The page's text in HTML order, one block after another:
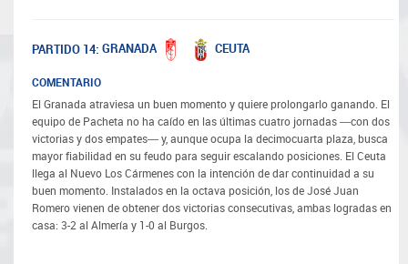
PARTIDO 14: GRANADA CEUTA
COMENTARIO
El Granada atraviesa un buen momento y quiere prolongarlo ganando. El
equipo de Pacheta no ha caído en las últimas cuatro jornadas —con dos
victorias y dos empates— y, aunque ocupa la decimocuarta plaza, busca
mayor fiabilidad en su feudo para seguir escalando posiciones. El Ceuta
llega al Nuevo Los Cármenes con la intención de dar continuidad a su
buen momento. Instalados en la octava posición, los de José Juan
Romero vienen de obtener dos victorias consecutivas, ambas logradas en
casa: 3-2 al Almería y 1-0 al Burgos.